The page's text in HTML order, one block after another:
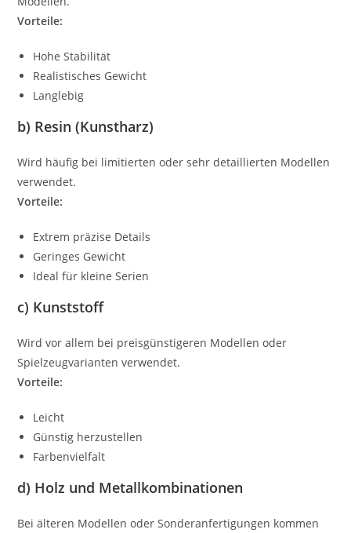
Vorteile:
Hohe Stabilität
Realistisches Gewicht
Langlebig
b) Resin (Kunstharz)
Wird häufig bei limitierten oder sehr detaillierten Modellen
verwendet.
Vorteile:
Extrem präzise Details
Geringes Gewicht
Ideal für kleine Serien
c) Kunststoff
Wird vor allem bei preisgünstigeren Modellen oder
Spielzeugvarianten verwendet.
Vorteile:
Leicht
Günstig herzustellen
Farbenvielfalt
d) Holz und Metallkombinationen
Bei älteren Modellen oder Sonderanfertigungen kommen